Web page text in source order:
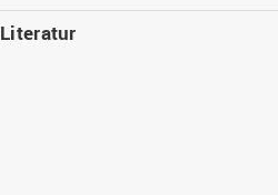
Literatur